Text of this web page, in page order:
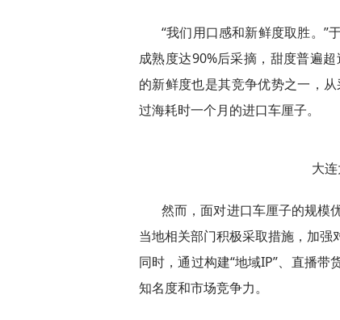
“我们用口感和新鲜度取胜。”
成熟度达90%后采摘，甜度普遍
的新鲜度也是其竞争优势之一，
过海耗时一个月的进口车厘子。
大
然而，面对进口车厘子的规模
当地相关部门积极采取措施，加强
同时，通过构建“地域IP”、直播
知名度和市场竞争力。